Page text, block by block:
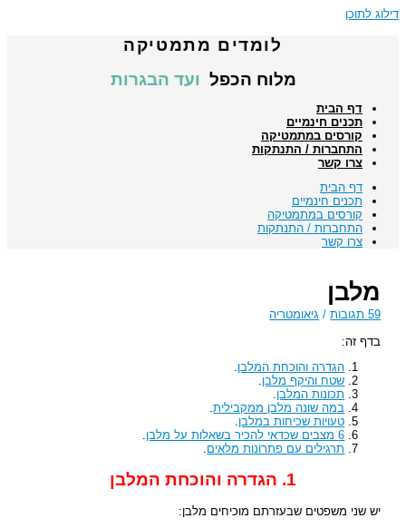
דילוג לתוכן
לומדים מתמטיקה
מלוח הכפל ועד הבגרות
דף הבית
תכנים חינמיים
קורסים במתמטיקה
התחברות / התנתקות
צרו קשר
דף הבית
תכנים חינמיים
קורסים במתמטיקה
התחברות / התנתקות
צרו קשר
מלבן
59 תגובות / גיאומטריה
בדף זה:
הגדרה והוכחת המלבן
שטח והיקף מלבן
תכונות המלבן
במה שונה מלבן ממקבילית.
טעויות שכיחות במלבן
6 מצבים שכדאי להכיר בשאלות על מלבן
תרגילים עם פתרונות מלאים
1. הגדרה והוכחת המלבן
יש שני משפטים שבעזרתם מוכיחים מלבן: